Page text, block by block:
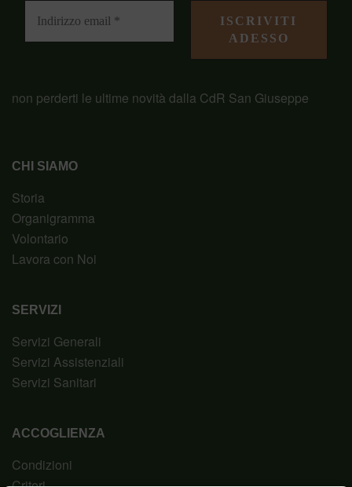
CHI SIAMO
Storia
Organigramma
Volontario
Lavora con Noi
SERVIZI
Servizi Generali
Servizi Assistenziali
Servizi Sanitari
ACCOGLIENZA
Condizioni
non perderti le ultime novità dalla CdR San Giuseppe